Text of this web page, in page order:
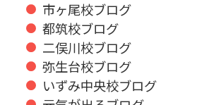
市ヶ尾校ブログ
都筑校ブログ
二俣川校ブログ
弥生台校ブログ
いずみ中央校ブログ